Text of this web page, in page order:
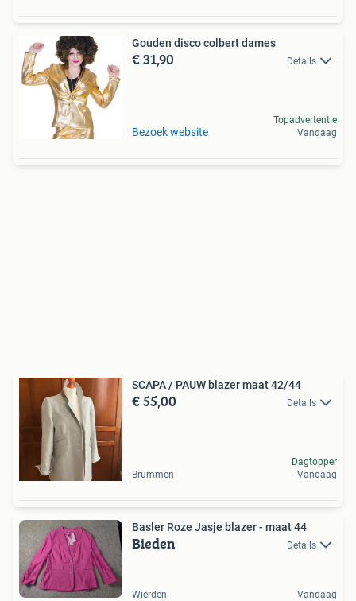
Gouden disco colbert dames
€ 31,90 Details
Bezoek website
Topadvertentie
Vandaag
SCAPA / PAUW blazer maat 42/44
€ 55,00 Details
Brummen
Dagtopper
Vandaag
Basler Roze Jasje blazer - maat 44
Bieden Details
Wierden Vandaag